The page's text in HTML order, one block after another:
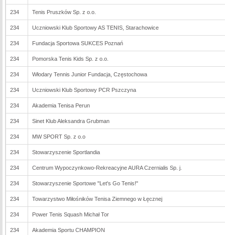
234 Tenis Pruszków Sp. z o.o.
234 Uczniowski Klub Sportowy AS TENIS, Starachowice
234 Fundacja Sportowa SUKCES Poznań
234 Pomorska Tenis Kids Sp. z o.o.
234 Włodary Tennis Junior Fundacja, Częstochowa
234 Uczniowski Klub Sportowy PCR Pszczyna
234 Akademia Tenisa Perun
234 Sinet Klub Aleksandra Grubman
234 MW SPORT Sp. z o.o
234 Stowarzyszenie Sportlandia
234 Centrum Wypoczynkowo-Rekreacyjne AURA Czernialis Sp. j.
234 Stowarzyszenie Sportowe "Let's Go Tenis!"
234 Towarzystwo Miłośników Tenisa Ziemnego w Łęcznej
234 Power Tenis Squash Michał Tor
234 Akademia Sportu CHAMPION